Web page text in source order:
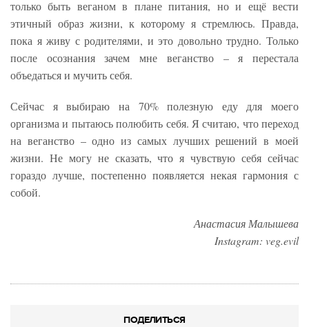
только быть веганом в плане питания, но и ещё вести
этичный образ жизни, к которому я стремлюсь. Правда,
пока я живу с родителями, и это довольно трудно. Только
после осознания зачем мне веганство – я перестала
объедаться и мучить себя.
Сейчас я выбираю на 70% полезную еду для моего
организма и пытаюсь полюбить себя. Я считаю, что переход
на веганство – одно из самых лучших решений в моей
жизни. Не могу не сказать, что я чувствую себя сейчас
гораздо лучше, постепенно появляется некая гармония с
собой.
Анастасия Малышева
Instagram: veg.evil
ПОДЕЛИТЬСЯ